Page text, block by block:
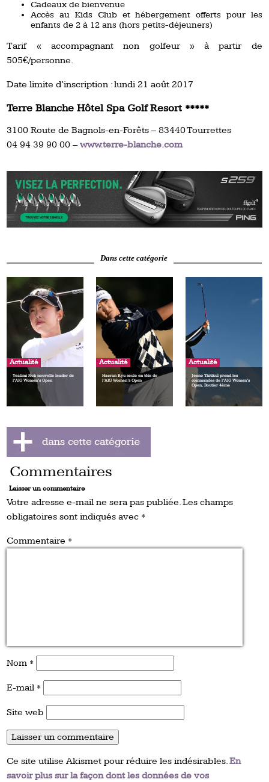
Cadeaux de bienvenue
Accès au Kids Club et hébergement offerts pour les
enfants de 2 à 12 ans (hors petits-déjeuners)
Tarif « accompagnant non golfeur » à partir de
505€/personne.
Date limite d’inscription : lundi 21 août 2017
Terre Blanche Hôtel Spa Golf Resort *****
3100 Route de Bagnols-en-Forêts – 83440 Tourrettes
04 94 39 90 00 –www.terre-blanche.com
Dans cette catégorie
Actualité
Yealimi Noh nouvelle leader de
l’AIG Women’s Open
Actualité
Haeran Ryu seule en tête de
l’AIG Women’s Open
Actualité
Jeeno Thitikul prend les
commandes de l’AIG Women’s
Open, Boutier 4ème
Commentaires
Laisser un commentaire
Votre adresse e-mail ne sera pas publiée.Les champs
obligatoires sont indiqués avec *
Commentaire *
Nom *
E-mail *
Site web
Ce site utilise Akismet pour réduire les indésirables.En
savoir plus sur la façon dont les données de vos